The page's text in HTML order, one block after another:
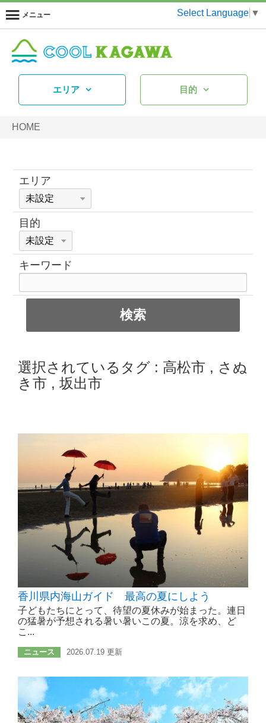
メニュー Select Language ▼
エリア 目的
HOME
エリア
目的
キーワード
選択されているタグ : 高松市 , さぬ
き市 , 坂出市
香川県内海山ガイド 最高の夏にしよう
子どもたちにとって、待望の夏休みが始まった。連日
の猛暑が予想される暑い暑いこの夏。涼を求め、ど
こ...
ニュース 2026.07.19 更新